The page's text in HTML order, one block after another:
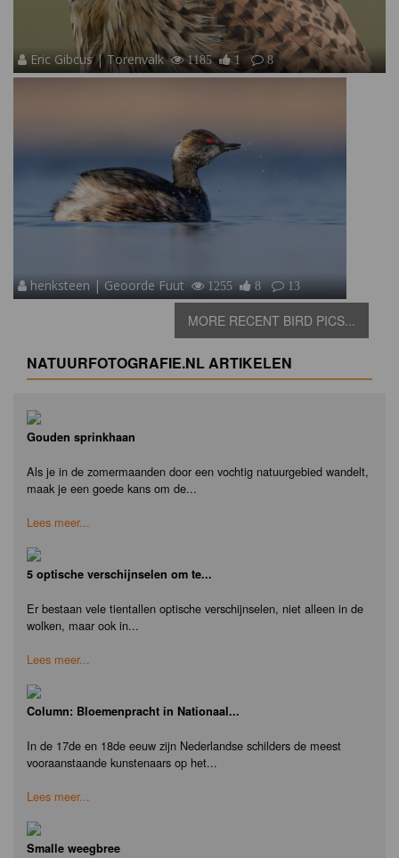
Eric Gibcus | Torenvalk 1185 1 8
henksteen | Geoorde Fuut 1255 8 13
MORE RECENT BIRD PICS...
NATUURFOTOGRAFIE.NL ARTIKELEN
Gouden sprinkhaan
Als je in de zomermaanden door een vochtig natuurgebied wandelt,
maak je een goede kans om de...
Lees meer...
5 optische verschijnselen om te...
Er bestaan vele tientallen optische verschijnselen, niet alleen in de
wolken, maar ook in...
Lees meer...
Column: Bloemenpracht in Nationaal...
In de 17de en 18de eeuw zijn Nederlandse schilders de meest
vooraanstaande kunstenaars op het...
Lees meer...
Smalle weegbree